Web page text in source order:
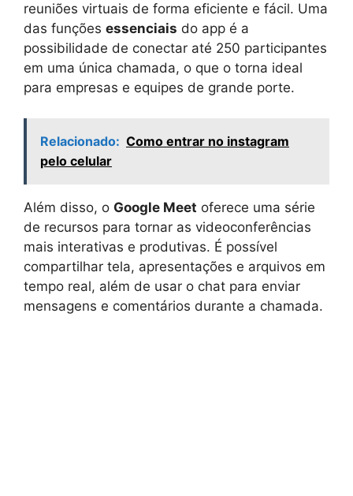
reuniões virtuais de forma eficiente e fácil. Uma
das funções essenciais do app é a
possibilidade de conectar até 250 participantes
em uma única chamada, o que o torna ideal
para empresas e equipes de grande porte.
Relacionado: Como entrar no instagram
pelo celular
Além disso, o Google Meet oferece uma série
de recursos para tornar as videoconferências
mais interativas e produtivas. É possível
compartilhar tela, apresentações e arquivos em
tempo real, além de usar o chat para enviar
mensagens e comentários durante a chamada.